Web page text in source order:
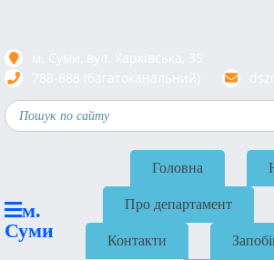
м.
Суми
Головна
Про департамент
Контакти